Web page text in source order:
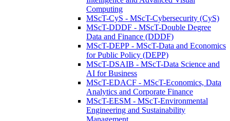
Computing
MScT-CyS - MScT-Cybersecurity (CyS)
MScT-DDDF - MScT-Double Degree
Data and Finance (DDDF)
MScT-DEPP - MScT-Data and Economics
for Public Policy (DEPP)
MScT-DSAIB - MScT-Data Science and
AI for Business
MScT-EDACF - MScT-Economics, Data
Analytics and Corporate Finance
MScT-EESM - MScT-Environmental
Engineering and Sustainability
Management